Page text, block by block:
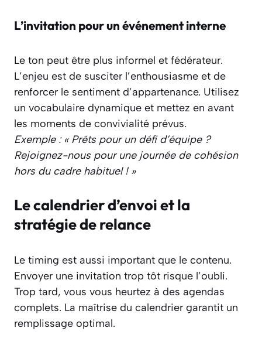
L’invitation pour un événement interne
Le ton peut être plus informel et fédérateur.
L’enjeu est de susciter l’enthousiasme et de
renforcer le sentiment d’appartenance. Utilisez
un vocabulaire dynamique et mettez en avant
les moments de convivialité prévus.
Exemple : « Prêts pour un défi d’équipe ?
Rejoignez-nous pour une journée de cohésion
hors du cadre habituel ! »
Le calendrier d’envoi et la
stratégie de relance
Le timing est aussi important que le contenu.
Envoyer une invitation trop tôt risque l’oubli.
Trop tard, vous vous heurtez à des agendas
complets. La maîtrise du calendrier garantit un
remplissage optimal.